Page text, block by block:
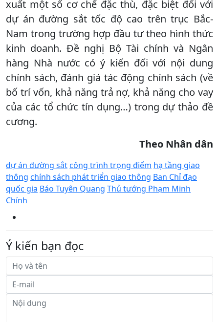
xuất một số cơ chế đặc thù, đặc biệt đối với
dự án đường sắt tốc độ cao trên trục Bắc-
Nam trong trường hợp đầu tư theo hình thức
kinh doanh. Đề nghị Bộ Tài chính và Ngân
hàng Nhà nước có ý kiến đối với nội dung
chính sách, đánh giá tác động chính sách (về
bố trí vốn, khả năng trả nợ, khả năng cho vay
của các tổ chức tín dụng…) trong dự thảo đề
cương.
Theo Nhân dân
dự án đường sắtcông trình trọng điểm hạ tầng giao
thông chính sách phát triển giao thông Ban Chỉ đạo
quốc gia Báo Tuyên Quang Thủ tướng Phạm Minh
Chính
Ý kiến bạn đọc